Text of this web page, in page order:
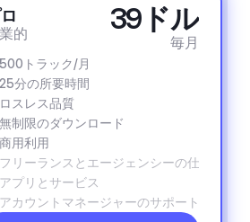
的 39ドル
毎月
500トラック/月
25分の所要時間
ロスレス品質
無制限のダウンロード
商用利用
フリーランスとエージェンシーの仕事
アプリとサービス
アカウントマネージャーのサポート